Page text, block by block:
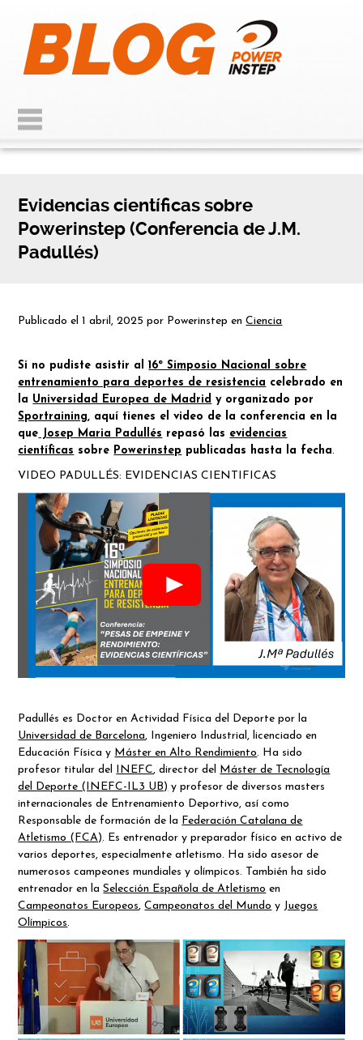
Evidencias científicas sobre
Powerinstep (Conferencia de J.M.
Padullés)
Publicado el1 abril, 2025 por Powerinstep enCiencia
Si no pudiste asistir al16º Simposio Nacional sobre
entrenamiento para deportes de resistencia celebrado en
la Universidad Europea de Madrid y organizado por
Sportraining, aquí tienes el video de la conferencia en la
que Josep Maria Padullés repasó las evidencias
científicas sobre Powerinstep publicadas hasta la fecha.
VIDEO PADULLÉS: EVIDENCIAS CIENTIFICAS
Padullés es Doctor en Actividad Física del Deporte por la
Universidad de Barcelona, Ingeniero Industrial, licenciado en
Educación Física y Máster en Alto Rendimiento. Ha sido
profesor titular del INEFC, director del Máster de Tecnología
del Deporte (INEFC-IL3 UB) y profesor de diversos masters
internacionales de Entrenamiento Deportivo, así como
Responsable de formación de la Federación Catalana de
Atletismo (FCA). Es entrenador y preparador físico en activo de
varios deportes, especialmente atletismo. Ha sido asesor de
numerosos campeones mundiales y olímpicos. También ha sido
entrenador en laSelección Española de Atletismo en
Campeonatos Europeos,Campeonatos del Mundo y Juegos
Olímpicos.